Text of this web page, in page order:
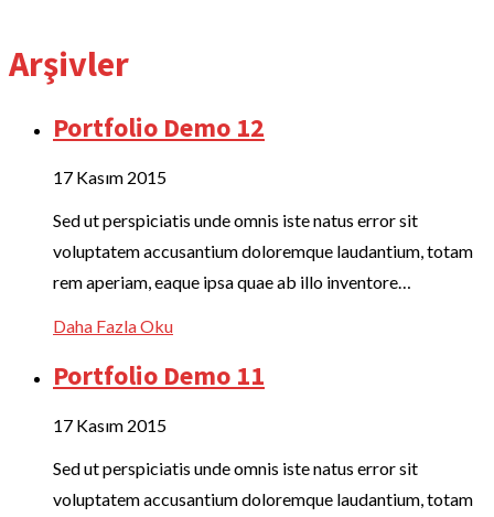
Arşivler
Portfolio Demo 12
17 Kasım 2015
Sed ut perspiciatis unde omnis iste natus error sit
voluptatem accusantium doloremque laudantium, totam
rem aperiam, eaque ipsa quae ab illo inventore…
Daha Fazla Oku
Portfolio Demo 11
17 Kasım 2015
Sed ut perspiciatis unde omnis iste natus error sit
voluptatem accusantium doloremque laudantium, totam